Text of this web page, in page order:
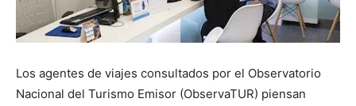
Los agentes de viajes consultados por el Observatorio
Nacional del Turismo Emisor (ObservaTUR) piensan